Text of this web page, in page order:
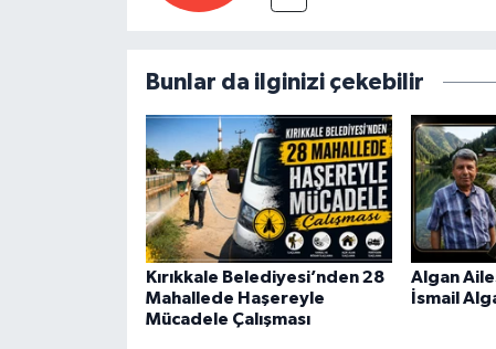
Bunlar da ilginizi çekebilir
Kırıkkale Belediyesi’nden 28
Mahallede Haşereyle
Mücadele Çalışması
Algan
İsmail